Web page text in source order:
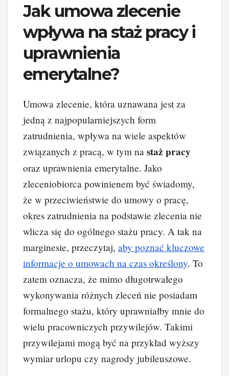
Jak umowa zlecenie
wpływa na staż pracy i
uprawnienia
emerytalne?
Umowa zlecenie, która uznawana jest za
jedną z najpopularniejszych form
zatrudnienia, wpływa na wiele aspektów
związanych z pracą, w tym na staż pracy
oraz uprawnienia emerytalne. Jako
zleceniobiorca powinienem być świadomy,
że w przeciwieństwie do umowy o pracę,
okres zatrudnienia na podstawie zlecenia nie
wlicza się do ogólnego stażu pracy. A tak na
marginesie, przeczytaj, aby poznać kluczowe
informacje o umowach na czas określony. To
zatem oznacza, że mimo długotrwałego
wykonywania różnych zleceń nie posiadam
formalnego stażu, który uprawniałby mnie do
wielu pracowniczych przywilejów. Takimi
przywilejami mogą być na przykład wyższy
wymiar urlopu czy nagrody jubileuszowe.